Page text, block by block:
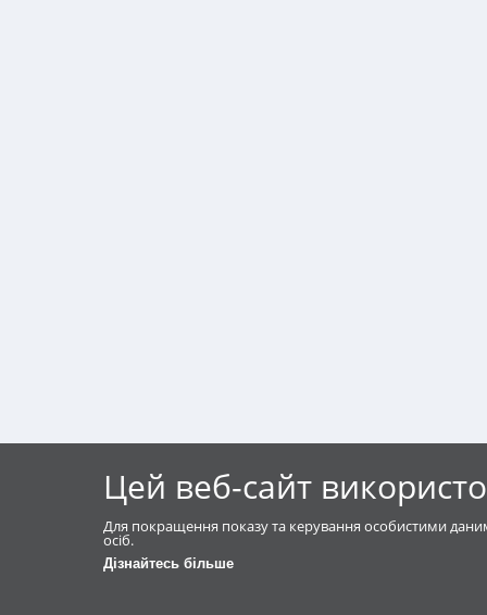
Цей веб-сайт
Для покращення показу та керування особистими
осіб.
Дізнайтесь більше